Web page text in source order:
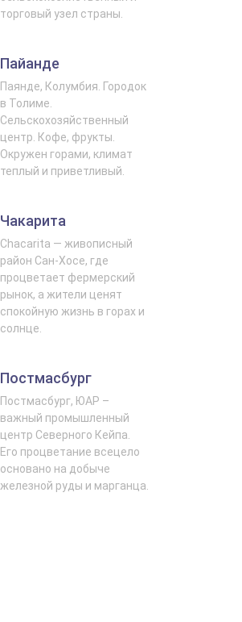
торговый узел страны.
Пайанде
Паянде, Колумбия. Городок
в Толиме.
Сельскохозяйственный
центр. Кофе, фрукты.
Окружен горами, климат
теплый и приветливый.
Чакарита
Chacarita — живописный
район Сан-Хосе, где
процветает фермерский
рынок, а жители ценят
спокойную жизнь в горах и
солнце.
Постмасбург
Постмасбург, ЮАР –
важный промышленный
центр Северного Кейпа.
Его процветание всецело
основано на добыче
железной руды и марганца.